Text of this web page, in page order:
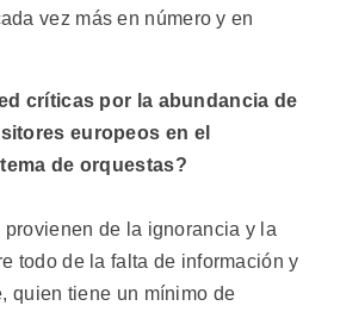
vez más en número y en
críticas por la abundancia de
europeos en el
de orquestas?
de la ignorancia y la
todo de la falta de información y
quien tiene un mínimo de